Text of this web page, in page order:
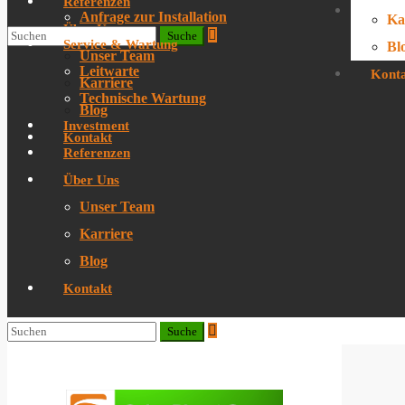
Über Uns
Unser Team
Karriere
Blog
Kontakt
Anfrage zur Installation
Service & Wartung
Leitwarte
Technische Wartung
Investment
Referenzen
Über Uns
Unser Team
Karriere
Blog
Kontakt